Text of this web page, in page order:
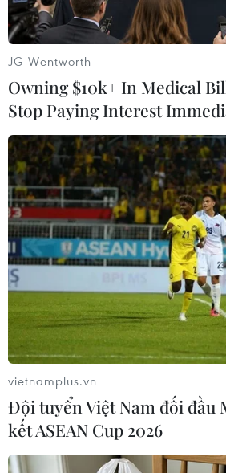
#không nộp phí sử dụng cho kho số
#thu hồi kho số
Tp. Hồ Chí Minh
Theo dõi VietnamPlus
TIN LIÊN QUAN
JG Wentworth
Owning $10k+ In Medical
Stop Paying Interest
vietnamplus.vn
Đội tuyển Việt Nam đối đầu
kết ASEAN Cup 2026